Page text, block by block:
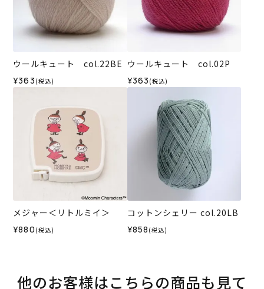
ウールキュート col.22BE
¥363 (税込)
ウールキュート col.02P
¥363 (税込)
メジャー＜リトルミイ＞
¥880 (税込)
コットンシェリー col.20LB
¥858 (税込)
他のお客様はこちらの商品も見て